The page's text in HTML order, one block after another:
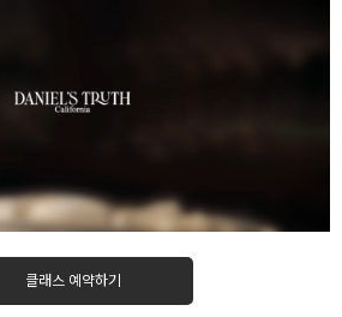
클래스 예약하기